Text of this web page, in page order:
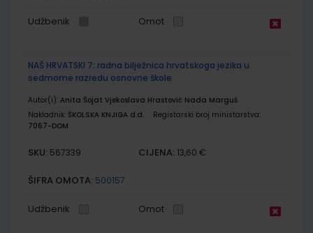
Udžbenik Omot
NAŠ HRVATSKI 7; radna bilježnica hrvatskoga jezika u
sedmome razredu osnovne škole
Autor(i): Anita Šojat Vjekoslava Hrastović Nada Marguš
Nakladnik: ŠKOLSKA KNJIGA d.d.
Registarski broj ministarstva:
7067-DOM
SKU: 567339 CIJENA: 13,60 €
ŠIFRA OMOTA: 500157
Udžbenik Omot